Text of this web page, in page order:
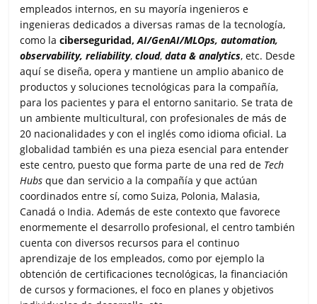
empleados internos, en su mayoría ingenieros e
ingenieras dedicados a diversas ramas de la tecnología,
como laciberseguridad,AI/GenAI/MLOps, automation,
observability, reliability,cloud,data & analytics, etc. Desde
aquí se diseña, opera y mantiene un amplio abanico de
productos y soluciones tecnológicas para la compañía,
para los pacientes y para el entorno sanitario. Se trata de
un ambiente multicultural, con profesionales de más de
20 nacionalidades y con el inglés como idioma oficial. La
globalidad también es una pieza esencial para entender
este centro, puesto que forma parte de una red de Tech
Hubs que dan servicio a la compañía y que actúan
coordinados entre sí, como Suiza, Polonia, Malasia,
Canadá o India. Además de este contexto que favorece
enormemente el desarrollo profesional, el centro también
cuenta con diversos recursos para el continuo
aprendizaje de los empleados, como por ejemplo la
obtención de certificaciones tecnológicas, la financiación
de cursos y formaciones, el foco en planes y objetivos